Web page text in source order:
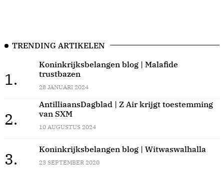
TRENDING ARTIKELEN
1.
Koninkrijksbelangen blog | Malafide
trustbazen
28 JANUARI 2024
2.
AntilliaansDagblad | Z Air krijgt toestemming
van SXM
10 AUGUSTUS 2024
3.
Koninkrijksbelangen blog | Witwaswalhalla
23 SEPTEMBER 2020